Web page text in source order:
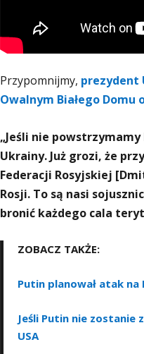
Przypomnijmy, prezydent
Owalnym Białego Domu
„Jeśli nie
Ukrainy. Już grozi, że
Federacji Rosyjskiej
Rosji. To są nasi
bronić każdego cala
ZOBACZ TAKŻE:
Putin planował atak
Jeśli Putin nie
USA